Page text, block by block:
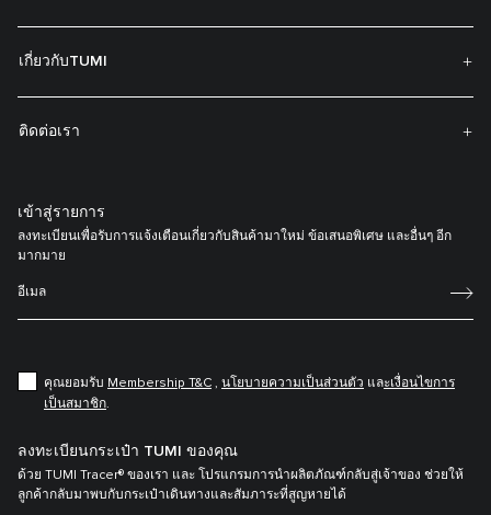
เกี่ยวกับTUMI
ติดต่อเรา
เข้าสู่รายการ
ลงทะเบียนเพื่อรับการแจ้งเตือนเกี่ยวกับสินค้ามาใหม่ ข้อเสนอพิเศษ และอื่นๆ อีก
มากมาย
คุณยอมรับ Membership T&C , นโยบายความเป็นส่วนตัว และเงื่อนไขการ
เป็นสมาชิก.
ลงทะเบียนกระเป๋า TUMI ของคุณ
ด้วย TUMI Tracer® ของเรา และ โปรแกรมการนำผลิตภัณฑ์กลับสู่เจ้าของ ช่วยให้
ลูกค้ากลับมาพบกับกระเป๋าเดินทางและสัมภาระที่สูญหายได้